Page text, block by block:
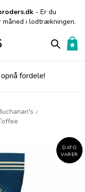
- Er du
måned i lodtrækningen.
fordele!
/
DATO
VARER